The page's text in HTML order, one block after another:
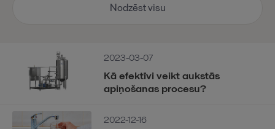
2023-03-07
Kā efektīvi veikt aukstās
apiņošanas procesu?
2022-12-16
Nodzēst visu